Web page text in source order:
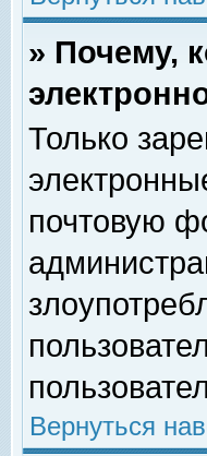
» Почему,
Только
почтовую
Вернуться